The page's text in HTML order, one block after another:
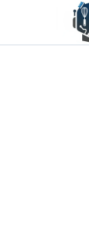
contenu